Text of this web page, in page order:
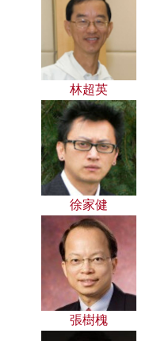
林超英
徐家健
張樹槐